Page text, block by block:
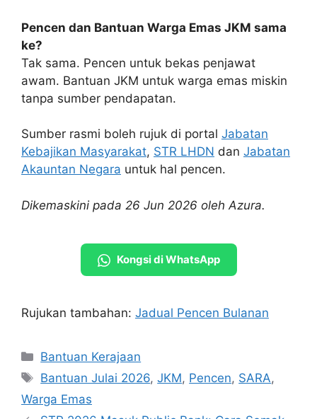
Pencen dan Bantuan Warga Emas JKM sama
ke?
Tak sama. Pencen untuk bekas penjawat
awam. Bantuan JKM untuk warga emas miskin
tanpa sumber pendapatan.
Sumber rasmi boleh rujuk di portal Jabatan
Kebajikan Masyarakat, STR LHDN dan Jabatan
Akauntan Negara untuk hal pencen.
Dikemaskini pada 26 Jun 2026 oleh Azura.
Kongsi di WhatsApp
Rujukan tambahan: Jadual Pencen Bulanan
Categories
Bantuan Kerajaan
Tags
Bantuan Julai 2026,JKM, Pencen, SARA,
Warga Emas